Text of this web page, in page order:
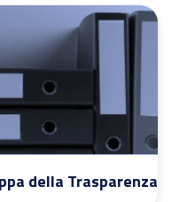
della Trasparenza